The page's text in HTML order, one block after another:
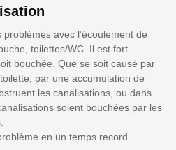
avec l’écoulement de
toilettes/WC. Il est fort
bouchée. Que se soit causé par
par une accumulation de
les canalisations, ou dans
soient bouchées par les
en un temps record.